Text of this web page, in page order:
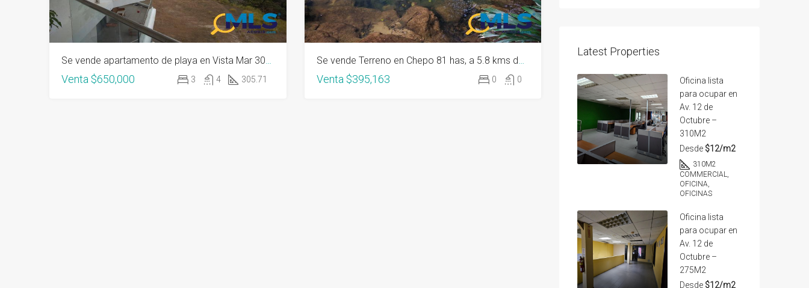
Se vende apartamento de playa en Vista Mar 305 m2, 3 hab, CBE independiente
Venta $650,000 3 4 305.71
Se vende Terreno en Chepo 81 has, a 5.8 kms de Unicito, 80% rastrojo
Venta $395,163 0 0
Latest Properties
Oficina lista
para ocupar en
Av. 12 de
Octubre –
310M2
Desde $12/m2
310M2
COMMERCIAL,
OFICINA,
OFICINAS
Oficina lista
para ocupar en
Av. 12 de
Octubre –
275M2
Desde $12/m2